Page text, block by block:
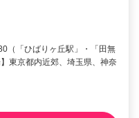
（「ひばりヶ丘駅」・「田無
東京都内近郊、埼玉県、神奈